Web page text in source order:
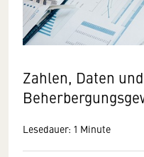
Zahlen, Daten
Lesedauer: 1 Minute